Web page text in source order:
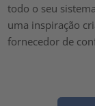
todo o seu
uma inspiração
fornecedor de